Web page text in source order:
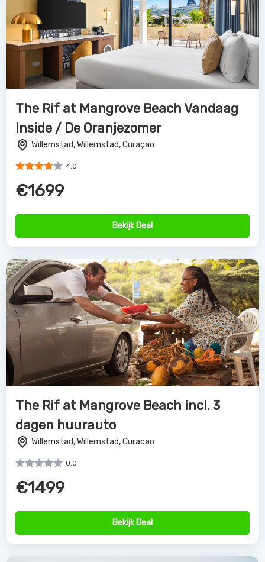
The Rif at Mangrove Beach Vandaag
Inside / De Oranjezomer
Willemstad, Willemstad, Curaçao
4.0
€1699
Bekijk Deal
The Rif at Mangrove Beach incl. 3
dagen huurauto
Willemstad, Willemstad, Curacao
0.0
€1499
Bekijk Deal